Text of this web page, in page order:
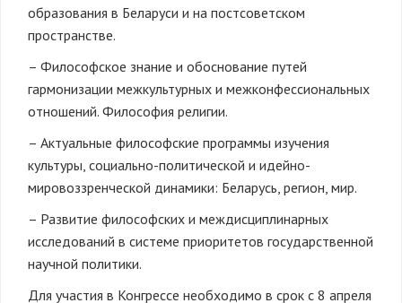
образования в Беларуси и на постсоветском
пространстве.
– Философское знание и обоснование путей
гармонизации межкультурных и межконфессиональных
отношений. Философия религии.
– Актуальные философские программы изучения
культуры, социально-политической и идейно-
мировоззренческой динамики: Беларусь, регион, мир.
– Развитие философских и междисциплинарных
исследований в системе приоритетов государственной
научной политики.
Для участия в Конгрессе необходимо в срок с 8 апреля